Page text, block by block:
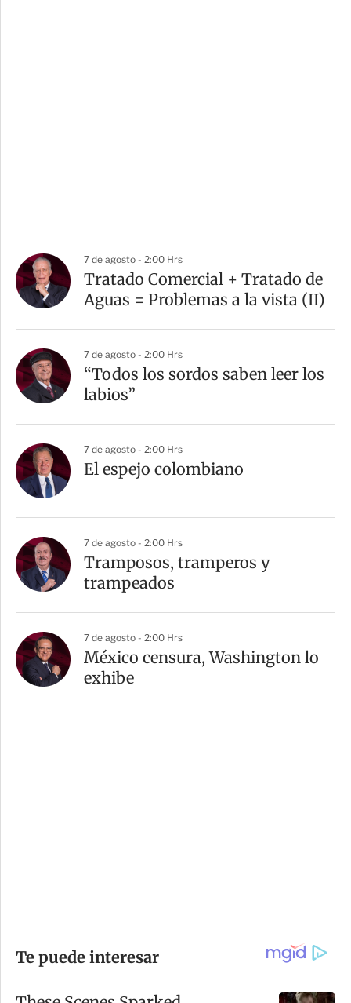
7 de agosto - 2:00 Hrs
Tratado Comercial + Tratado de
Aguas = Problemas a la vista (II)
7 de agosto - 2:00 Hrs
“Todos los sordos saben leer los
labios”
7 de agosto - 2:00 Hrs
El espejo colombiano
7 de agosto - 2:00 Hrs
Tramposos, tramperos y
trampeados
7 de agosto - 2:00 Hrs
México censura, Washington lo
exhibe